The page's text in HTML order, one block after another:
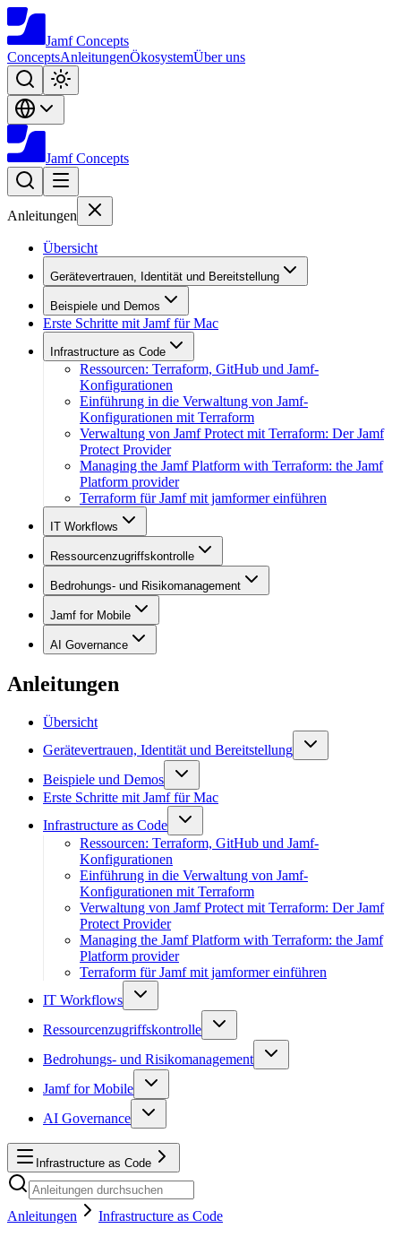
Jamf Concepts
ConceptsAnleitungenÖkosystemÜber uns
Jamf Concepts
Anleitungen
Übersicht
Gerätevertrauen, Identität und Bereitstellung
Beispiele und Demos
Erste Schritte mit Jamf für Mac
Infrastructure as Code
Ressourcen: Terraform, GitHub und Jamf-
Konfigurationen
Einführung in die Verwaltung von Jamf-
Konfigurationen mit Terraform
Verwaltung von Jamf Protect mit Terraform: Der Jamf
Protect Provider
Managing the Jamf Platform with Terraform: the Jamf
Platform provider
Terraform für Jamf mit jamformer einführen
IT Workflows
Ressourcenzugriffskontrolle
Bedrohungs- und Risikomanagement
Jamf for Mobile
AI Governance
Anleitungen
Übersicht
Gerätevertrauen, Identität und Bereitstellung
Beispiele und Demos
Erste Schritte mit Jamf für Mac
Infrastructure as Code
Ressourcen: Terraform, GitHub und Jamf-
Konfigurationen
Einführung in die Verwaltung von Jamf-
Konfigurationen mit Terraform
Verwaltung von Jamf Protect mit Terraform: Der Jamf
Protect Provider
Managing the Jamf Platform with Terraform: the Jamf
Platform provider
Terraform für Jamf mit jamformer einführen
IT Workflows
Ressourcenzugriffskontrolle
Bedrohungs- und Risikomanagement
Jamf for Mobile
AI Governance
Infrastructure as Code
Anleitungen Infrastructure as Code